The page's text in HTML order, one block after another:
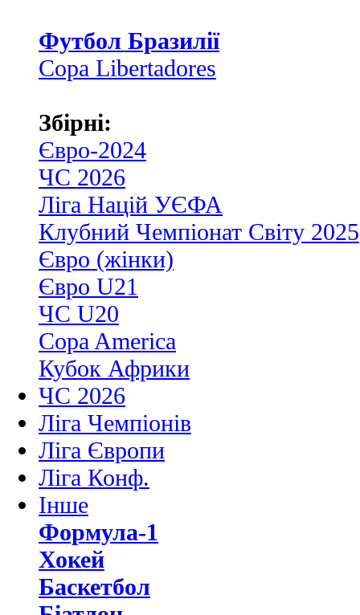
Футбол Бразилії
Copa Libertadores
Збірні:
Євро-2024
ЧС 2026
Ліга Націй УЄФА
Клубний Чемпіонат Світу 2025
Євро (жінки)
Євро U21
ЧС U20
Copa America
Кубок Африки
ЧС 2026
Ліга Чемпіонів
Ліга Європи
Ліга Конф.
Інше
Формула-1
Хокей
Баскетбол